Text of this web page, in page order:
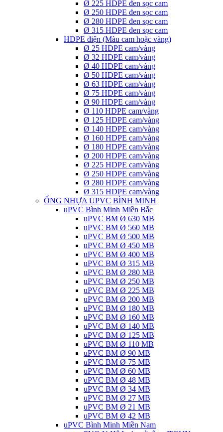
Ø 225 HDPE đen sọc cam
Ø 250 HDPE đen sọc cam
Ø 280 HDPE đen sọc cam
Ø 315 HDPE đen sọc cam
HDPE điện (Màu cam hoặc vàng)
Ø 25 HDPE cam/vàng
Ø 32 HDPE cam/vàng
Ø 40 HDPE cam/vàng
Ø 50 HDPE cam/vàng
Ø 63 HDPE cam/vàng
Ø 75 HDPE cam/vàng
Ø 90 HDPE cam/vàng
Ø 110 HDPE cam/vàng
Ø 125 HDPE cam/vàng
Ø 140 HDPE cam/vàng
Ø 160 HDPE cam/vàng
Ø 180 HDPE cam/vàng
Ø 200 HDPE cam/vàng
Ø 225 HDPE cam/vàng
Ø 250 HDPE cam/vàng
Ø 280 HDPE cam/vàng
Ø 315 HDPE cam/vàng
ỐNG NHỰA UPVC BÌNH MINH
uPVC Bình Minh Miền Bắc
uPVC BM Ø 630 MB
uPVC BM Ø 560 MB
uPVC BM Ø 500 MB
uPVC BM Ø 450 MB
uPVC BM Ø 400 MB
uPVC BM Ø 315 MB
uPVC BM Ø 280 MB
uPVC BM Ø 250 MB
uPVC BM Ø 225 MB
uPVC BM Ø 200 MB
uPVC BM Ø 180 MB
uPVC BM Ø 160 MB
uPVC BM Ø 140 MB
uPVC BM Ø 125 MB
uPVC BM Ø 110 MB
uPVC BM Ø 90 MB
uPVC BM Ø 75 MB
uPVC BM Ø 60 MB
uPVC BM Ø 48 MB
uPVC BM Ø 34 MB
uPVC BM Ø 27 MB
uPVC BM Ø 21 MB
uPVC BM Ø 42 MB
uPVC Bình Minh Miền Nam